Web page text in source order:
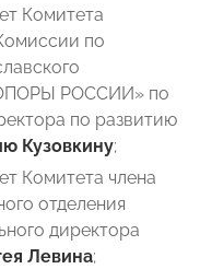
Комитета
по
РОССИИ» по
по развитию
Кузовкину;
Комитета члена
отделения
директора
Левина;